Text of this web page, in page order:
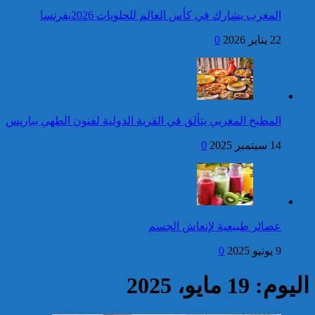
برقية تهنئة إلى جلالة الملك
من الرئيس الإيطالي بمناسبة
عيد العرش المجيد
فتح بحث للتحقق من الأفعال
الإجرامية المنسوبة لأربع وعشرين
شخصا للاشتباه في تورطهم في
الامتناع عن القيام بعمل من أعمال
وظيفتهم بغرض الارتشاء
واستغلال النفوذ
إحصائيات مكافحة الجريمة ..
استمرار ارتفاع معدل الزجر
بالعنف
كاريكاتير
المغرب يشارك في كأس العالم للحلويات 2026بفرنسا
22 يناير 2026 0
المطبخ المغربي يتألق في القرية الدولية لفنون الطهي بباريس
14 سبتمبر 2025 0
عصائر طبيعية لإنعاش الجسم
9 يونيو 2025 0
اليوم: 19 مايو، 2025